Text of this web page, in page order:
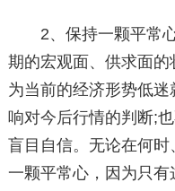
2、保持一颗平常心
期的宏观面、供求面
为当前的经济形势低
响对今后行情的判断;
盲目自信。无论在何
一颗平常心，因为只